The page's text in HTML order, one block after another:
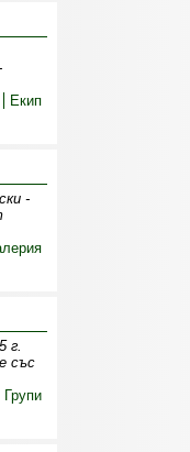
Екип
-
г.
със
Групи